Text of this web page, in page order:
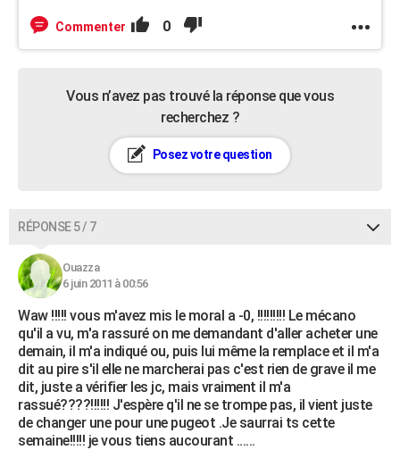
Commenter 0
Vous n’avez pas trouvé la réponse que vous
recherchez ?
Posez votre question
RÉPONSE 5 / 7
Ouazza
6 juin 2011 à 00:56
Waw !!!!! vous m'avez mis le moral a -0, !!!!!!!!! Le mécano
qu'il a vu, m'a rassuré on me demandant d'aller acheter une
demain, il m'a indiqué ou, puis lui même la remplace et il m'a
dit au pire s'il elle ne marcherai pas c'est rien de grave il me
dit, juste a vérifier les jc, mais vraiment il m'a
rassué????!!!!!! J'espère q'il ne se trompe pas, il vient juste
de changer une pour une pugeot .Je saurrai ts cette
semaine!!!!! je vous tiens aucourant ......